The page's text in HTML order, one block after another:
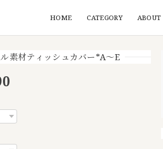
HOME CATEGORY ABOUT
素材ティッシュカバー*A〜E